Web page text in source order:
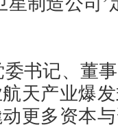
书记、董
天产业爆
更多资本